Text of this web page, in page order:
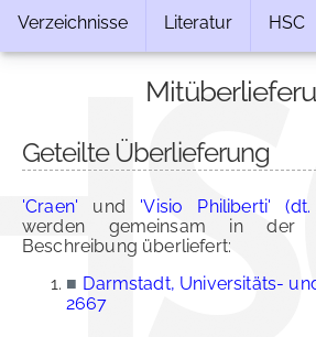
Verzeichnisse Literatur HSC
Geteilte Überlieferung
'Craen' und 'Visio Philiberti' (dt.
werden gemeinsam in der
Beschreibung überliefert:
■ Darmstadt, Universitäts-
2667